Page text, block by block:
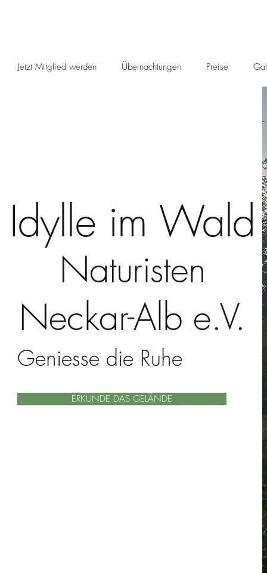
Jetzt Mitglied werden Übernachtungen Preise
Idylle im Wald
Naturisten
Neckar-Alb e.V.
Geniesse die Ruhe
ERKUNDE DAS GELÄNDE